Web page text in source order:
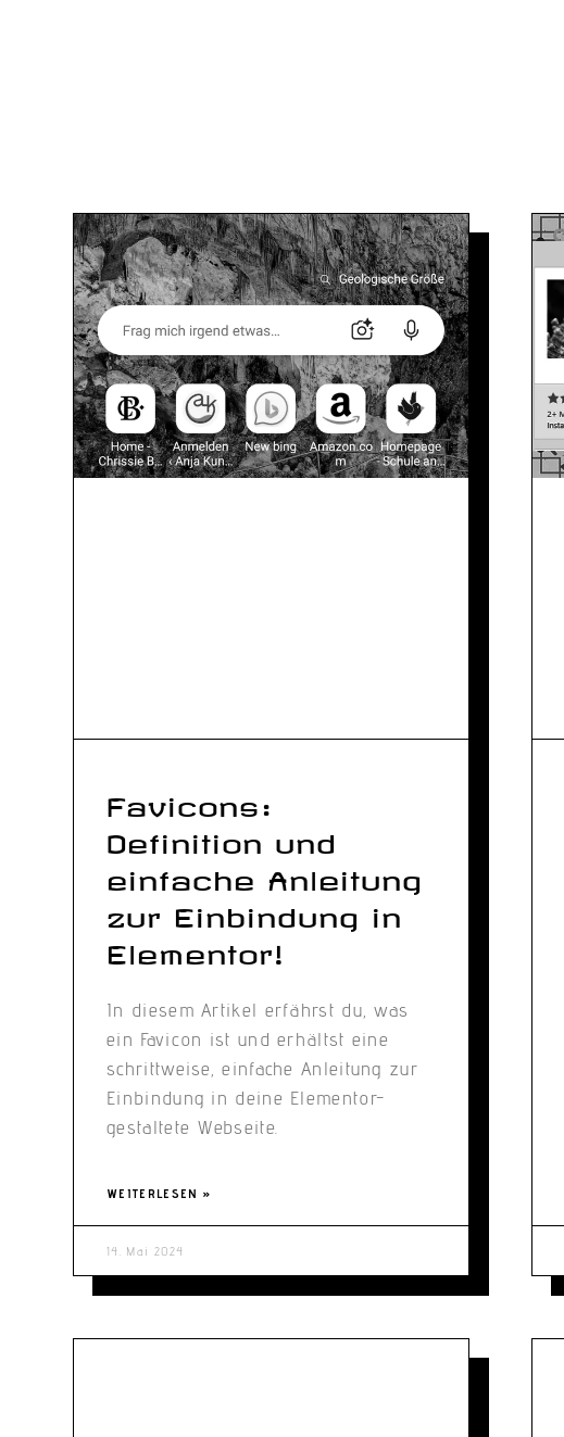
Favicons:
Definition und
einfache Anleitung
zur Einbindung in
Elementor!
In diesem Artikel erfährst du, was
ein Favicon ist und erhältst eine
schrittweise, einfache Anleitung zur
Einbindung in deine Elementor-
gestaltete Webseite.
WEITERLESEN »
14. Mai 2024